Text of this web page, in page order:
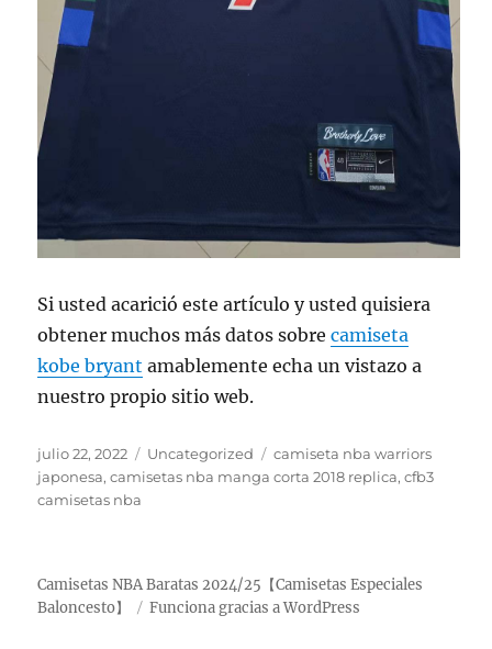
Si usted acarició este artículo y usted quisiera
obtener muchos más datos sobrecamiseta
kobe bryant amablemente echa un vistazo a
nuestro propio sitio web.
Publicado
el
julio 22, 2022 Categorías
Uncategorized Etiquetas
camiseta nba warriors
japonesa,camisetas nba manga corta 2018 replica,cfb3
camisetas nba
Camisetas NBA Baratas 2024/25【Camisetas Especiales
Baloncesto】
Funciona gracias a WordPress